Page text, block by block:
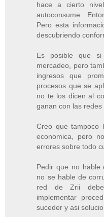
hace a cierto
autoconsume.
Pero esta
descubriendo
Es posible que
mercadeo, pero
ingresos que
procesos que se
no te los dicen al
ganan con las
Creo que tampoco
economica, pero
errores sobre todo
Pedir que no hable
no se hable de
red de Zrii
implementar
suceder y asi